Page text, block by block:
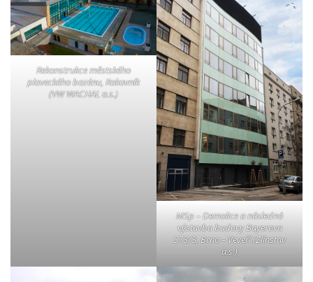
Rekonstrukce městského
plaveckého bazénu, Rakovník
(VW WACHAL a.s.)
MSp – Demolice a následná
výstavba budovy Bayerova
573/3, Brno – Veveří (Zlínstav
a.s.)